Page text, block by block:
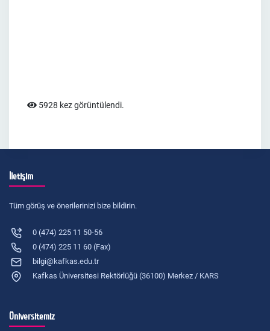
5928 kez görüntülendi.
İletişim
Tüm görüş ve önerilerinizi bize bildirin.
0 (474) 225 11 50-56
0 (474) 225 11 60 (Fax)
bilgi@kafkas.edu.tr
Kafkas Üniversitesi Rektörlüğü (36100) Merkez / KARS
Üniversitemiz